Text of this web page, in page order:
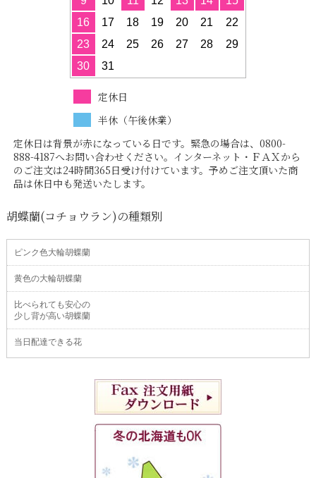
16
17 18 19 20 21
22
23
24 25 26 27 28
29
30
31
定休日
半休（午後休業）
定休日は背景が赤になっている日です。緊急の場合は、0800-
888-4187へお問い合わせください。インターネット・ＦＡＸから
のご注文は24時間365日受け付けています。予めご注文頂いた商
品は休日中も発送いたします。
胡蝶蘭(コチョウラン)の種類別
ピンク色大輪胡蝶蘭
黄色の大輪胡蝶蘭
比べられても安心の
少し背が高い胡蝶蘭
当日配達できる花